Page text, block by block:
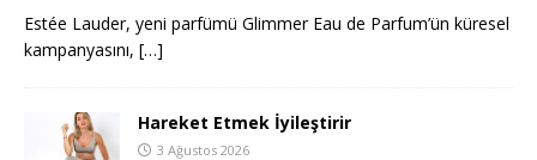
Estée Lauder, yeni parfümü Glimmer Eau de Parfum’ün küresel
kampanyasını, […]
Hareket Etmek İyileştirir
3 Ağustos 2026